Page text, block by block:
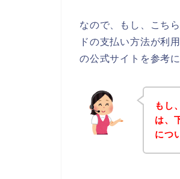
なので、もし、こち
ドの支払い方法が利
の公式サイトを参考
もし
は、
につ